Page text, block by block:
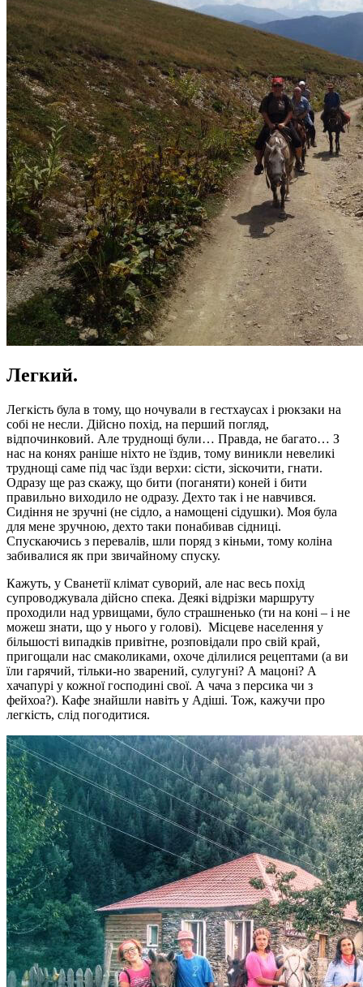
Легкий.
Легкість була в тому, що ночували в гестхаусах і рюкзаки на
собі не несли. Дійсно похід, на перший погляд,
відпочинковий. Але труднощі були… Правда, не багато… З
нас на конях раніше ніхто не їздив, тому виникли невеликі
труднощі саме під час їзди верхи: сісти, зіскочити, гнати.
Одразу ще раз скажу, що бити (поганяти) коней і бити
правильно виходило не одразу. Дехто так і не навчився.
Сидіння не зручні (не сідло, а намощені сідушки). Моя була
для мене зручною, дехто таки понабивав сідниці.
Спускаючись з перевалів, шли поряд з кіньми, тому коліна
забивалися як при звичайному спуску.
Кажуть, у Сванетії клімат суворий, але нас весь похід
супроводжувала дійсно спека. Деякі відрізки маршруту
проходили над урвищами, було страшненько (ти на коні – і не
можеш знати, що у нього у голові). Місцеве населення у
більшості випадків привітне, розповідали про свій край,
пригощали нас смаколиками, охоче ділилися рецептами (а ви
їли гарячий, тільки-но зварений, сулугуні? А мацоні? А
хачапурі у кожної господині свої. А чача з персика чи з
фейхоа?). Кафе знайшли навіть у Адіші. Тож, кажучи про
легкість, слід погодитися.